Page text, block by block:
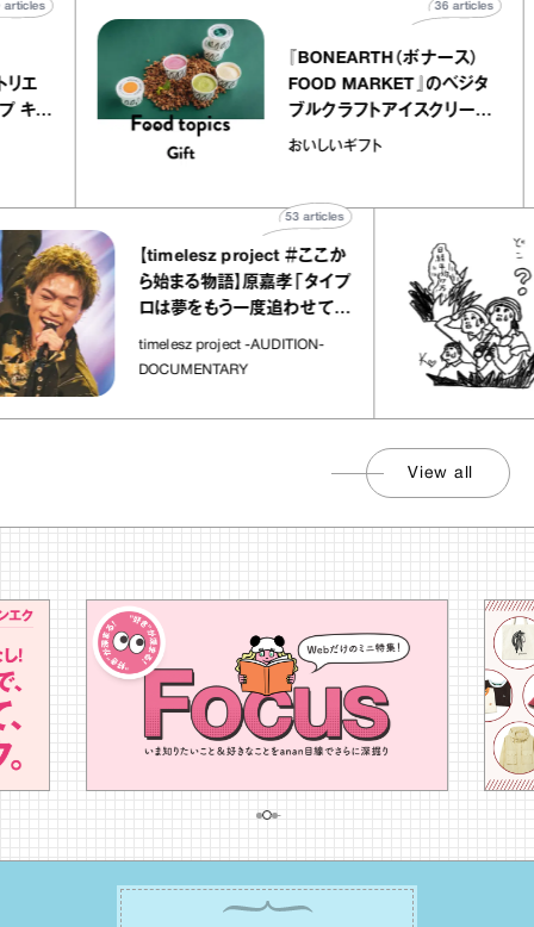
アトリエ
レープ キャ
40articles
『BONEARTH（ボナース）
FOOD MARKET』のベジタ
ブルクラフトアイスクリーム
｜真野知子の「おいしいギ
おいしいギフト
36articles
【timelesz project ＃ここか
ら始まる物語】原嘉孝「タイプ
ロは夢をもう一度追わせてく
れた場所」
timelesz project -AUDITION-
DOCUMENTARY
articles
View all